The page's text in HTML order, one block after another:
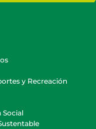
y Recreación
Social